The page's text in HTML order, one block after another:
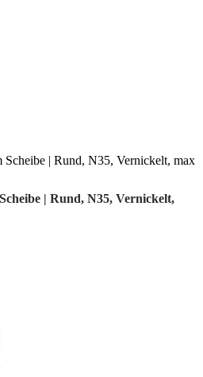
| Rund, N35, Vernickelt,